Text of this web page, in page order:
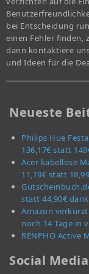
bei Entscheidung
einen Fehler finden,
dann kontaktiere
und Ideen für die
Neueste
Philips Hue
136,17€ statt
Acer kabellose
11,19€ statt
statt 44,90€
Amazon
noch 14 Tage in
RENPHO Active
Social